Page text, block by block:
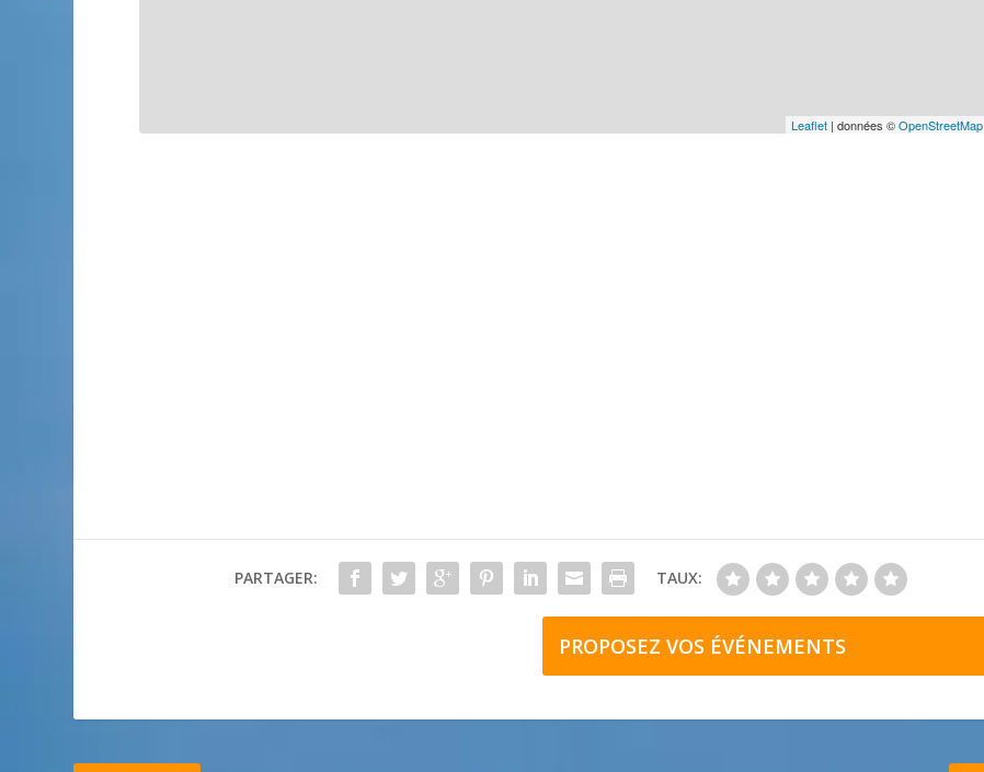
Leaflet | données ©OpenStreetMap
PARTAGER: TAUX:
PROPOSEZ VOS ÉVÉNEMENTS